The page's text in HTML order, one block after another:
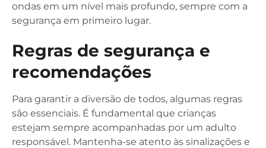
ondas em um nível mais profundo, sempre com a
segurança em primeiro lugar.
Regras de segurança e
recomendações
Para garantir a diversão de todos, algumas regras
são essenciais. É fundamental que crianças
estejam sempre acompanhadas por um adulto
responsável. Mantenha-se atento às sinalizações e